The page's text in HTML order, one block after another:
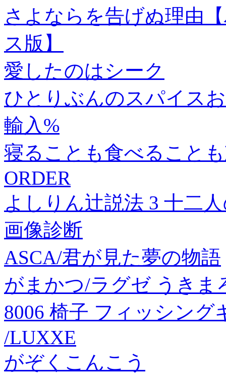
さよならを告げぬ理由
ス版】
愛したのはシーク
ひとりぶんのスパイス
輸入%
寝ることも食べること
ORDER
よしりん辻説法 3 十二
画像診断
ASCA/君が見た夢の物語
がまかつ/ラグゼ うきま
8006 椅子 フィッシング
/LUXXE
がぞくこんこう